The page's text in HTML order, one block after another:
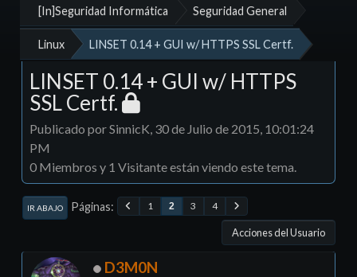
[In]Seguridad Informática Seguridad General
Linux LINSET 0.14 + GUI w/ HTTPS SSL Certf.
LINSET 0.14 + GUI w/ HTTPS
SSL Certf.
Publicado por SinnicK, 30 de Julio de 2015, 10:01:24
PM
0 Miembros y 1 Visitante están viendo este tema.
IR ABAJO Páginas 1 2 3 4
Acciones del Usuario
D3M0N